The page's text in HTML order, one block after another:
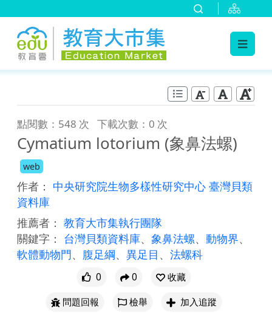
點閱數：548 次 下載次數：0 次
Cymatium lotorium (象鼻法螺)
web
作者： 中央研究院生物多樣性研究中心 臺灣貝類
資料庫
推薦者： 教育大市集執行團隊
關鍵字： 台灣貝類資料庫、 象鼻法螺、 動物界、
軟體動物門、 腹足綱、 異足目 、 法螺科
0 0
收藏
問題回報
檢舉 加入追蹤